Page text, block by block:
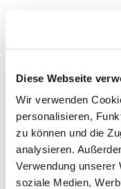
Diese Webseite
Wir verwenden
personalisieren,
zu können und die
analysieren.
Verwendung unserer
soziale Medien,